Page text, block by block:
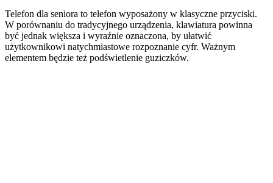
Telefon dla seniora to telefon wyposażony w klasyczne przyciski.
W porównaniu do tradycyjnego urządzenia, klawiatura powinna
być jednak większa i wyraźnie oznaczona, by ułatwić
użytkownikowi natychmiastowe rozpoznanie cyfr. Ważnym
elementem będzie też podświetlenie guziczków.